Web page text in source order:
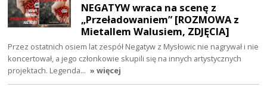
NEGATYW wraca na scenę z
„Przeładowaniem” [ROZMOWA z
Mietallem Walusiem, ZDJĘCIA]
Przez ostatnich osiem lat zespół Negatyw z Mysłowic nie nagrywał i nie
koncertował, a jego członkowie skupili się na innych artystycznych
projektach. Legenda… » więcej